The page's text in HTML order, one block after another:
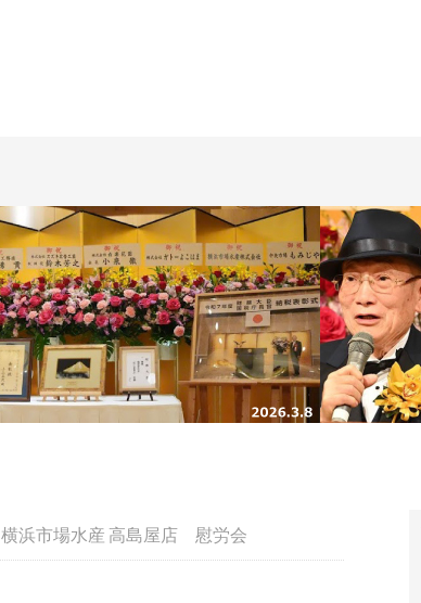
横浜市場水産 高島屋店 慰労会